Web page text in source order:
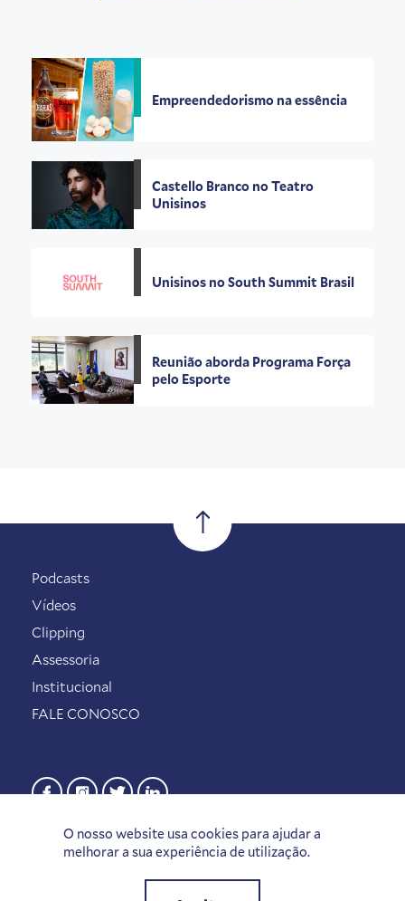
Empreendedorismo na essência
Castello Branco no Teatro
Unisinos
Unisinos no South Summit Brasil
Reunião aborda Programa Força
pelo Esporte
O nosso website usa cookies para ajudar a
melhorar a sua experiência de utilização.
Podcasts
Vídeos
Clipping
Assessoria
Institucional
FALE CONOSCO